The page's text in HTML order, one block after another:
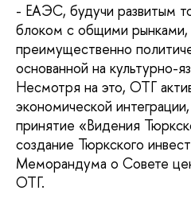
- ЕАЭС, будучи развитым
блоком с общими рынками,
преимущественно
основанной на культурно-
Несмотря на это, ОТГ
экономической
принятие «Видения
создание Тюркского
Меморандума о Совете
ОТГ.